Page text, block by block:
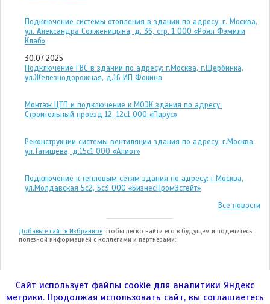
Подключение системы отопления в здании по адресу: г. Москва,
ул. Александра Солженицына, д. 36, стр. 1 ООО «Роял Фэмили
Клаб»
30.07.2025
Подключение ГВС в здании по адресу: г.Москва, г.Щербинка,
ул.Железнодорожная, д.16 ИП Фокина
Монтаж ЦТП и подключение к МОЭК здания по адресу:
Строительный проезд 12, 12с1 ООО «Парус»
Реконструкции системы вентиляции здания по адресу: г.Москва,
ул.Татищева, д.15с1 ООО «Алиот»
Подключение к тепловым сетям здания по адресу: г.Москва,
ул.Молдавская 5с2, 5с3 ООО «БизнесПромЭстейт»
Все новости
Добавьте сайт в Избранное чтобы легко найти его в будущем и поделитесь
полезной информацией с коллегами и партнерами:
ООО "ЭНЕРГОТЕСТ" © 2004—2026гг.
Сайт использует файлы cookie для аналитики Яндекс
метрики. Продолжая использовать сайт, вы соглашаетесь